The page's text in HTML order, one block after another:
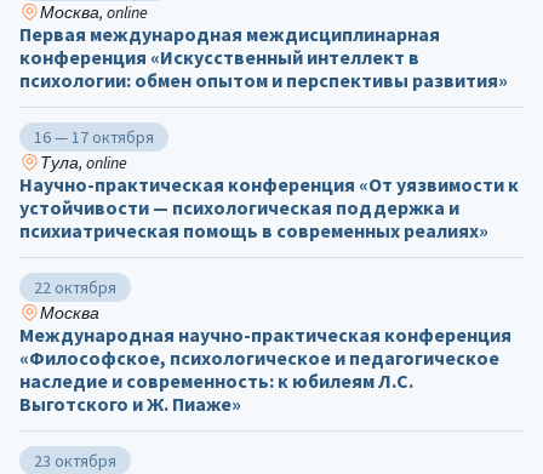
Москва, online
Первая международная междисциплинарная
конференция «Искусственный интеллект в
психологии: обмен опытом и перспективы развития»
16 — 17 октября
Тула, online
Научно-практическая конференция «От уязвимости к
устойчивости — психологическая поддержка и
психиатрическая помощь в современных реалиях»
22 октября
Москва
Международная научно-практическая конференция
«Философское, психологическое и педагогическое
наследие и современность: к юбилеям Л.С.
Выготского и Ж. Пиаже»
23 октября